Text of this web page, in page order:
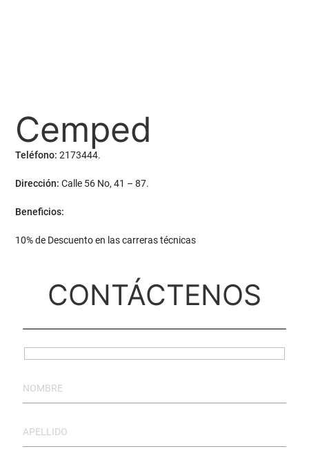
Cemped
Teléfono: 2173444.
Dirección:Calle 56 No, 41 – 87.
Beneficios:
10% de Descuento en las carreras técnicas
CONTÁCTENOS